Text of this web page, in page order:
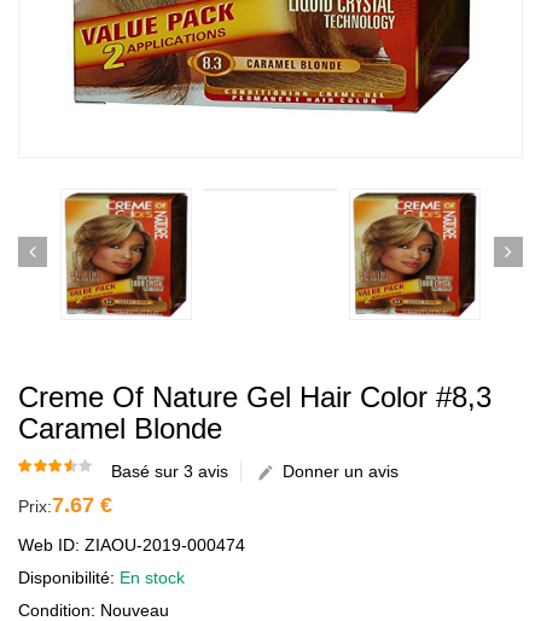
Creme Of Nature Gel Hair Color #8,3
Caramel Blonde
Basé sur 3 avis
Donner un avis
Prix:7.67 €
Web ID: ZIAOU-2019-000474
Disponibilité: En stock
Condition: Nouveau